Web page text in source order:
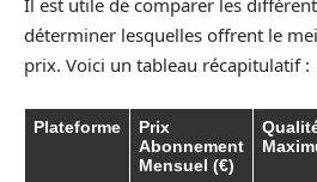
Il est utile de comparer les
déterminer lesquelles offrent le
prix. Voici un tableau récapitulatif :
Plateforme
Prix
Abonnement
Mensuel (€)